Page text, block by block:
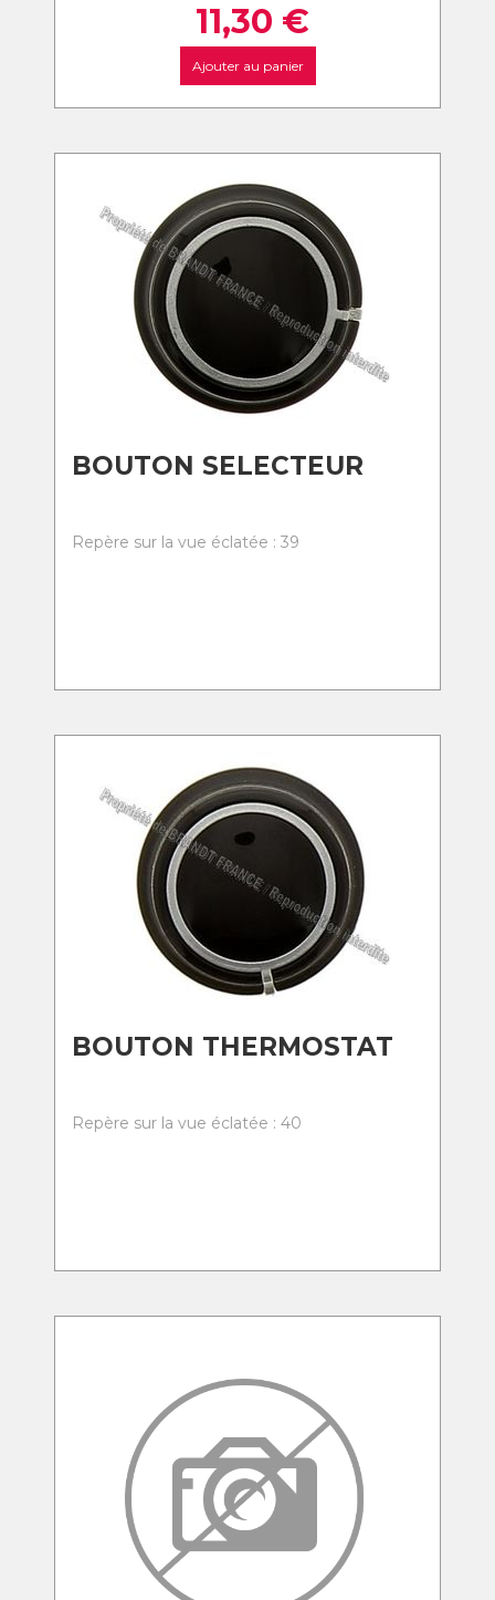
11,30 €
Ajouter au panier
BOUTON SELECTEUR
Repère sur la vue éclatée : 39
BOUTON THERMOSTAT
Repère sur la vue éclatée : 40